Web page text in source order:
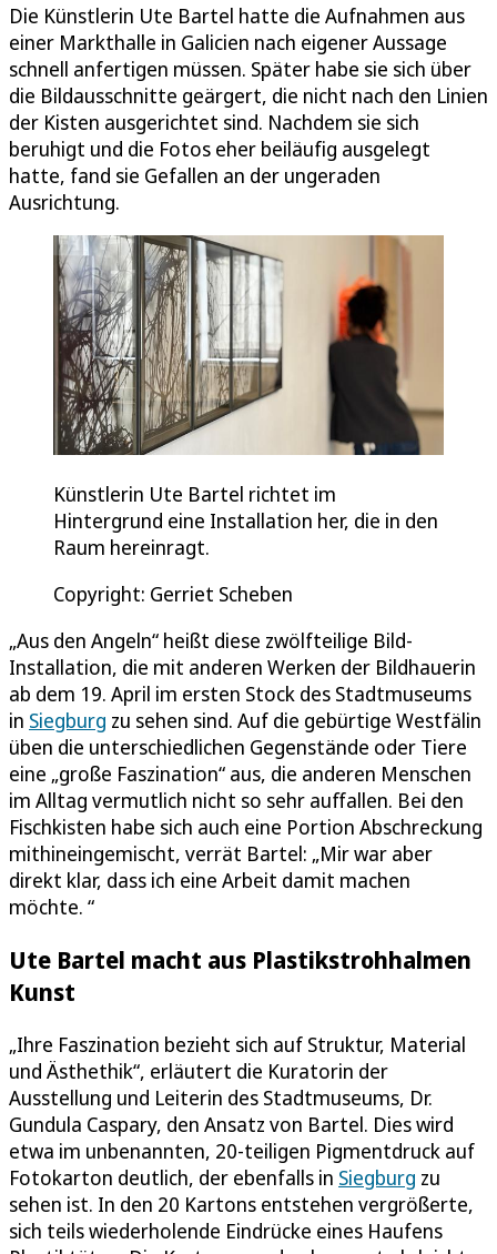
Die Künstlerin Ute Bartel hatte die Aufnahmen aus
einer Markthalle in Galicien nach eigener Aussage
schnell anfertigen müssen. Später habe sie sich über
die Bildausschnitte geärgert, die nicht nach den Linien
der Kisten ausgerichtet sind. Nachdem sie sich
beruhigt und die Fotos eher beiläufig ausgelegt
hatte, fand sie Gefallen an der ungeraden
Ausrichtung.
Künstlerin Ute Bartel richtet im
Hintergrund eine Installation her, die in den
Raum hereinragt.
Copyright: Gerriet Scheben
„Aus den Angeln“ heißt diese zwölfteilige Bild-
Installation, die mit anderen Werken der Bildhauerin
ab dem 19. April im ersten Stock des Stadtmuseums
in Siegburg zu sehen sind. Auf die gebürtige Westfälin
üben die unterschiedlichen Gegenstände oder Tiere
eine „große Faszination“ aus, die anderen Menschen
im Alltag vermutlich nicht so sehr auffallen. Bei den
Fischkisten habe sich auch eine Portion Abschreckung
mithineingemischt, verrät Bartel: „Mir war aber
direkt klar, dass ich eine Arbeit damit machen
möchte. “
Ute Bartel macht aus Plastikstrohhalmen
Kunst
„Ihre Faszination bezieht sich auf Struktur, Material
und Ästhethik“, erläutert die Kuratorin der
Ausstellung und Leiterin des Stadtmuseums, Dr.
Gundula Caspary, den Ansatz von Bartel. Dies wird
etwa im unbenannten, 20-teiligen Pigmentdruck auf
Fotokarton deutlich, der ebenfalls in Siegburg zu
sehen ist. In den 20 Kartons entstehen vergrößerte,
sich teils wiederholende Eindrücke eines Haufens